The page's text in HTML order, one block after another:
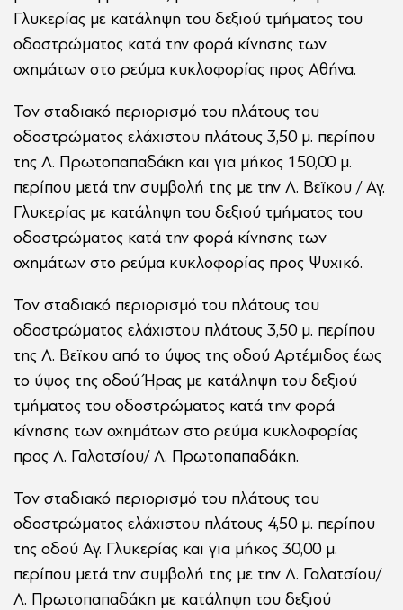
Γλυκερίας με κατάληψη του δεξιού τμήματος του
οδοστρώματος κατά την φορά κίνησης των
οχημάτων στο ρεύμα κυκλοφορίας προς Αθήνα.
Τον σταδιακό περιορισμό του πλάτους του
οδοστρώματος ελάχιστου πλάτους 3,50 μ. περίπου
της Λ. Πρωτοπαπαδάκη και για μήκος 150,00 μ.
περίπου μετά την συμβολή της με την Λ. Βεϊκου / Αγ.
Γλυκερίας με κατάληψη του δεξιού τμήματος του
οδοστρώματος κατά την φορά κίνησης των
οχημάτων στο ρεύμα κυκλοφορίας προς Ψυχικό.
Τον σταδιακό περιορισμό του πλάτους του
οδοστρώματος ελάχιστου πλάτους 3,50 μ. περίπου
της Λ. Βεϊκου από το ύψος της οδού Αρτέμιδος έως
το ύψος της οδού Ήρας με κατάληψη του δεξιού
τμήματος του οδοστρώματος κατά την φορά
κίνησης των οχημάτων στο ρεύμα κυκλοφορίας
προς Λ. Γαλατσίου/ Λ. Πρωτοπαπαδάκη.
Τον σταδιακό περιορισμό του πλάτους του
οδοστρώματος ελάχιστου πλάτους 4,50 μ. περίπου
της οδού Αγ. Γλυκερίας και για μήκος 30,00 μ.
περίπου μετά την συμβολή της με την Λ. Γαλατσίου/
Λ. Πρωτοπαπαδάκη με κατάληψη του δεξιού